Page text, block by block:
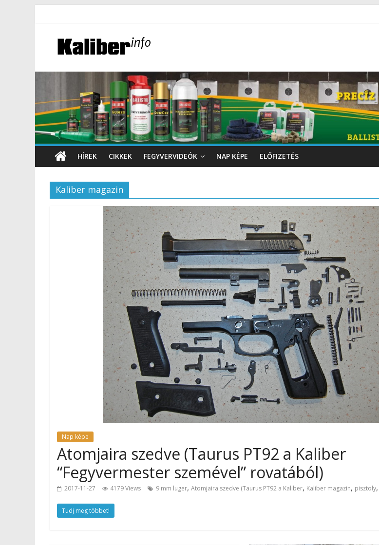
HÍREK CIKKEK FEGYVERVIDEÓK NAP KÉPE ELŐFIZETÉS
Kaliber magazin
Nap képe
Atomjaira szedve (Taurus PT92 a Kaliber
“Fegyvermester szemével” rovatából)
2017-11-27 4179 Views 9 mm luger, Atomjaira szedve (Taurus PT92 a Kaliber, Kaliber magazin, pisztoly,
Tudj meg többet!